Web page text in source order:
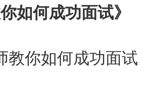
何成功面试》